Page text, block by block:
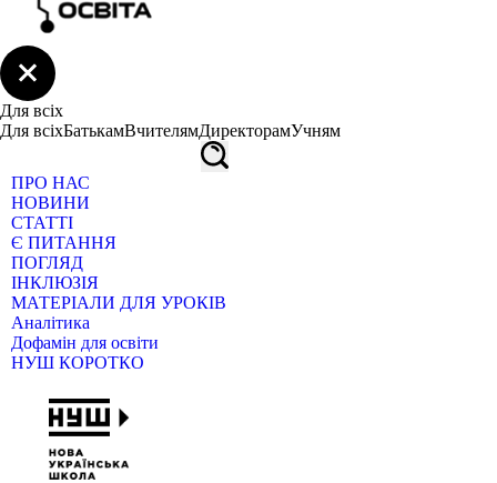
Для всіх
Для всіхБатькамВчителямДиректорамУчням
ПРО НАС
НОВИНИ
СТАТТІ
Є ПИТАННЯ
ПОГЛЯД
ІНКЛЮЗІЯ
МАТЕРІАЛИ ДЛЯ УРОКІВ
Аналітика
Дофамін для освіти
НУШ КОРОТКО